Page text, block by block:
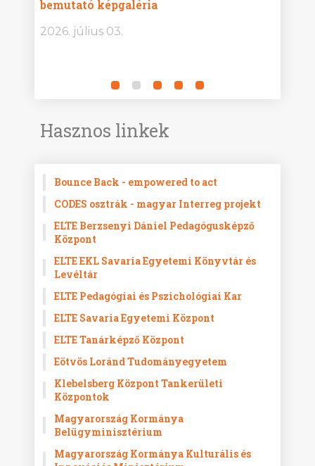
bemutató képgaléria
2026. július 03.
Hasznos linkek
Bounce Back - empowered to act
CODES osztrák - magyar Interreg projekt
ELTE Berzsenyi Dániel Pedagógusképző
Központ
ELTE EKL Savaria Egyetemi Könyvtár és
Levéltár
ELTE Pedagógiai és Pszichológiai Kar
ELTE Savaria Egyetemi Központ
ELTE Tanárképző Központ
Eötvös Loránd Tudományegyetem
Klebelsberg Központ Tankerületi
Központok
Magyarország Kormánya
Belügyminisztérium
Magyarország Kormánya Kulturális és